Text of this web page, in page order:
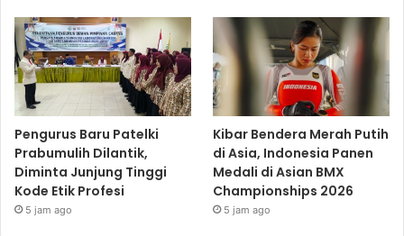
Pengurus Baru Patelki
Prabumulih Dilantik,
Diminta Junjung Tinggi
Kode Etik Profesi
5 jam ago
Kibar Bendera Merah Putih
di Asia, Indonesia Panen
Medali di Asian BMX
Championships 2026
5 jam ago